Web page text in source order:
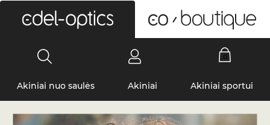
Akiniai nuo saulės Akiniai Akiniai sportui